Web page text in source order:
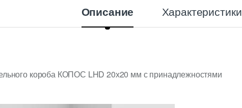
Описание Характеристики
короба КОПОС LHD 20х20 мм с принадлежностями